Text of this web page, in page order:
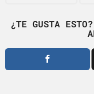
a
i
¿TE GUSTA